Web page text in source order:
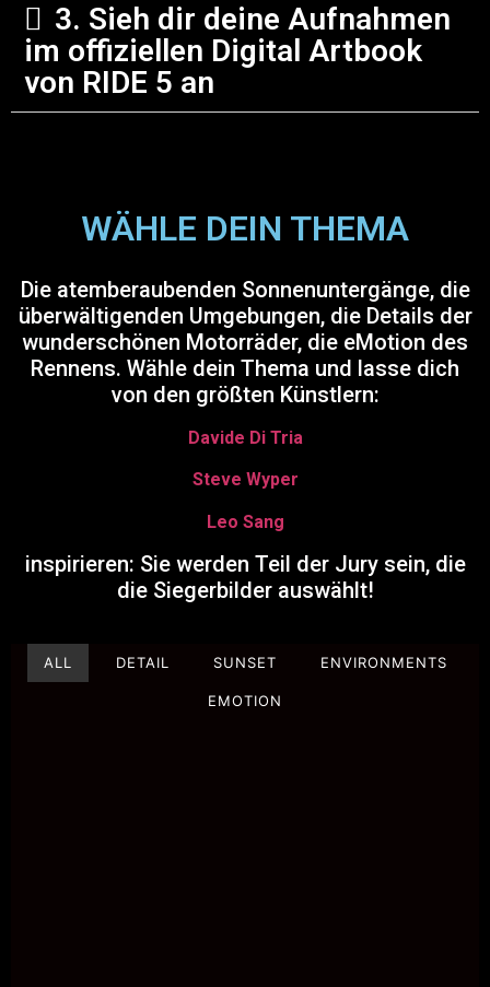
3. Sieh dir deine Aufnahmen
im offiziellen Digital Artbook
von RIDE 5 an
WÄHLE DEIN THEMA
Die atemberaubenden Sonnenuntergänge, die
überwältigenden Umgebungen, die Details der
wunderschönen Motorräder, die eMotion des
Rennens. Wähle dein Thema und lasse dich
von den größten Künstlern:
Davide Di Tria
Steve Wyper
Leo Sang
inspirieren: Sie werden Teil der Jury sein, die
die Siegerbilder auswählt!
ALL DETAIL SUNSET ENVIRONMENTS
EMOTION